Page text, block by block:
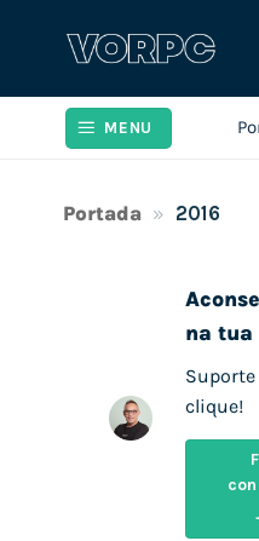
MENU
Portada » 2016
na tua
clique!